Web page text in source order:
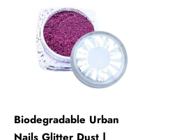
Biodegradable Urban